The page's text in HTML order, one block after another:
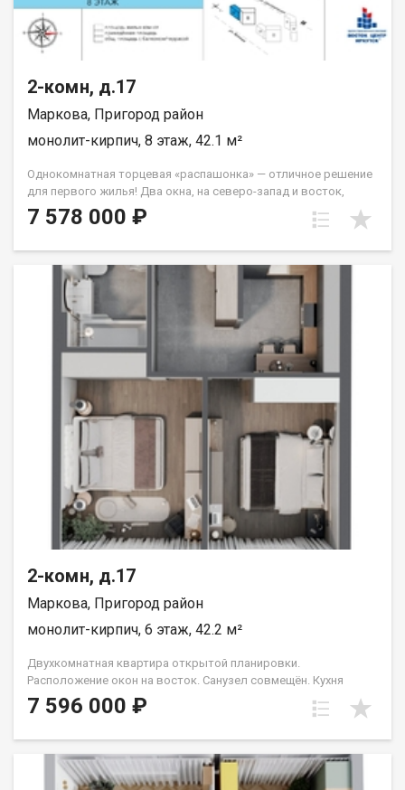
2-комн, д.17
Маркова, Пригород район
монолит-кирпич, 8 этаж, 42.1 м²
Однокомнатная торцевая «распашонка» — отличное решение
для первого жилья! Два окна, на северо-запад и восток,
которые легко справятся с задачей обеспечивать вас
солнечным светом на протяжение всего дня. Из спальни
7 578 000 ₽
2-комн, д.17
Маркова, Пригород район
монолит-кирпич, 6 этаж, 42.2 м²
Двухкомнатная квартира открытой планировки.
Расположение окон на восток. Санузел совмещён. Кухня
выделена в нишу. Идеальное решение для первого жилья или
в качестве инвестиций. Прекрасно подойдет молодой семье
7 596 000 ₽